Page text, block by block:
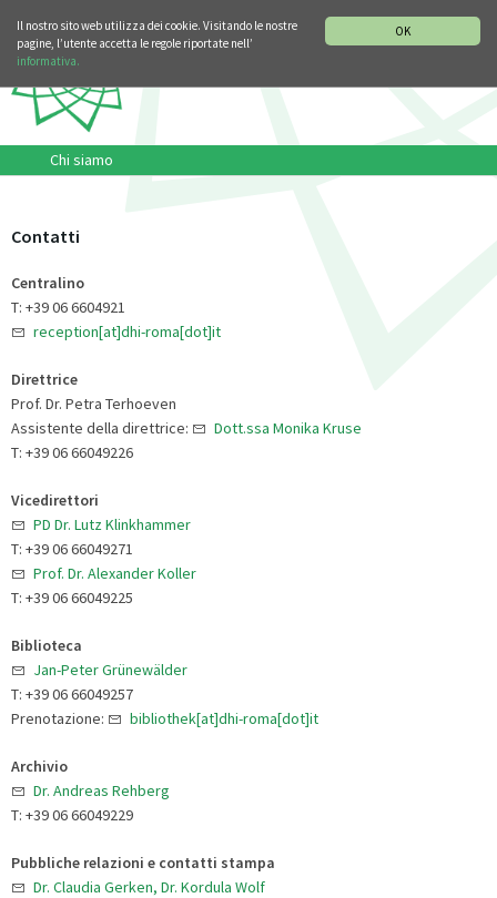
OK
Il nostro sito web utilizza dei cookie. Visitando le nostre
pagine, l’utente accetta le regole riportate nell’
informativa.
Chi siamo
Contatti
Centralino
T: +39 06 6604921
reception[at]dhi-roma[dot]it
Direttrice
Prof. Dr. Petra Terhoeven
Assistente della direttrice:
Dott.ssa Monika Kruse
T: +39 06 66049226
Vicedirettori
PD Dr. Lutz Klinkhammer
T: +39 06 66049271
Prof. Dr. Alexander Koller
T: +39 06 66049225
Biblioteca
Jan-Peter Grünewälder
T: +39 06 66049257
Prenotazione:
bibliothek[at]dhi-roma[dot]it
Archivio
Dr. Andreas Rehberg
T: +39 06 66049229
Pubbliche relazioni e contatti stampa
Dr. Claudia Gerken, Dr. Kordula Wolf